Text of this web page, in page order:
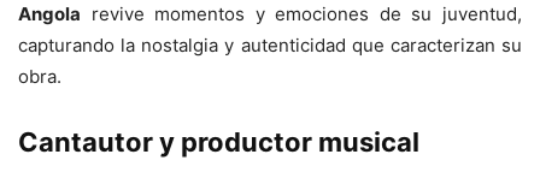
Angola revive momentos y emociones de su juventud,
capturando la nostalgia y autenticidad que caracterizan su
obra.
Cantautor y productor musical